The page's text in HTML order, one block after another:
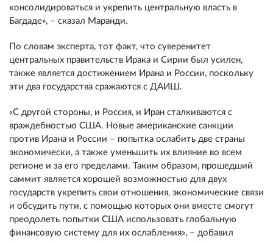
консолидироваться и укрепить центральную власть в
Багдаде», – сказал Маранди.
По словам эксперта, тот факт, что суверенитет
центральных правительств Ирака и Сирии был усилен,
также является достижением Ирана и России, поскольку
эти два государства сражаются с ДАИШ.
«С другой стороны, и Россия, и Иран сталкиваются с
враждебностью США. Новые американские санкции
против Ирана и России – попытка ослабить две страны
экономически, а также уменьшить их влияние во всем
регионе и за его пределами. Таким образом, прошедший
саммит является хорошей возможностью для двух
государств укрепить свои отношения, экономические связи
и обсудить пути, с помощью которых они вместе смогут
преодолеть попытки США использовать глобальную
финансовую систему для их ослабления», – добавил